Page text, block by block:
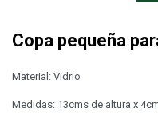
Copa pequeña
Material: Vidrio
Medidas: 13cms de altura x